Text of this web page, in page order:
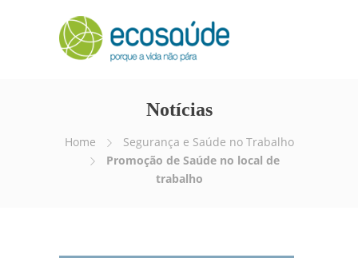
Notícias
Home
Segurança e Saúde no Trabalho
Promoção de Saúde no local de
trabalho